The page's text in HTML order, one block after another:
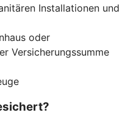
Installationen und
oder
Versicherungssumme